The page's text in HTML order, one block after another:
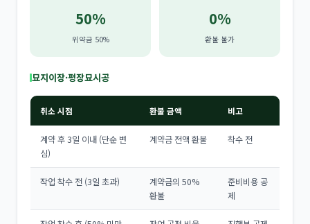
50%
위약금 50%
0%
환불 불가
묘지이장·평장묘시공
취소 시점 환불 금액 비고
계약 후 3일 이내 (단순 변
심)
계약금 전액 환불 착수 전
작업 착수 전 (3일 초과)
계약금의 50%
환불
준비비용 공
제